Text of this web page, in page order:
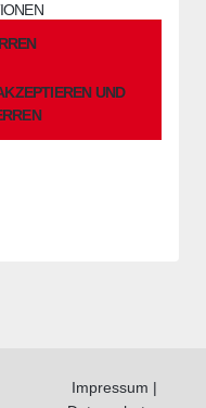
UND
Impressum |